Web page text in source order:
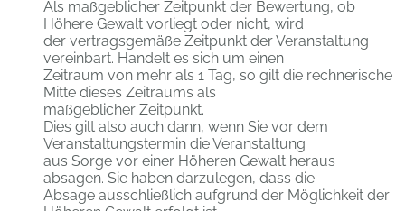
Als maßgeblicher Zeitpunkt der Bewertung, ob
Höhere Gewalt vorliegt oder nicht, wird
der vertragsgemäße Zeitpunkt der Veranstaltung
vereinbart. Handelt es sich um einen
Zeitraum von mehr als 1 Tag, so gilt die rechnerische
Mitte dieses Zeitraums als
maßgeblicher Zeitpunkt.
Dies gilt also auch dann, wenn Sie vor dem
Veranstaltungstermin die Veranstaltung
aus Sorge vor einer Höheren Gewalt heraus
absagen. Sie haben darzulegen, dass die
Absage ausschließlich aufgrund der Möglichkeit der